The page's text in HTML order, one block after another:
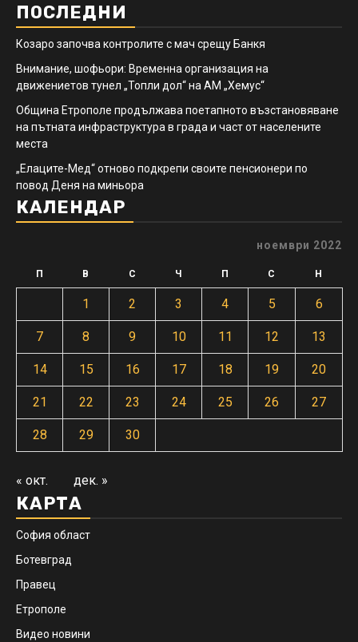
ПОСЛЕДНИ
Козаро започва контролите с мач срещу Банкя
Внимание, шофьори: Временна организация на
движениетов тунел „Топли дол“ на АМ „Хемус“
Община Етрополе продължава поетапното възстановяване
на пътната инфраструктура в града и част от населените
места
„Елаците-Мед“ отново подкрепи своите пенсионери по
повод Деня на миньора
КАЛЕНДАР
ноември 2022
П В С Ч П С Н
1 2 3 4 5 6
7 8 9 10 11 12 13
14 15 16 17 18 19 20
21 22 23 24 25 26 27
28 29 30
« окт. дек. »
КАРТА
София област
Ботевград
Правец
Етрополе
Видео новини